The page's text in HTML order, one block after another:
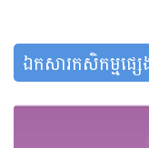
ឯកសារកសិកម្មផ្ស